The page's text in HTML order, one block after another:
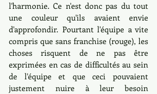
l'harmonie. Ce n'est donc pas du tout
une couleur qu'ils avaient envie
d'approfondir. Pourtant l'équipe a vite
compris que sans franchise (rouge), les
choses risquent de ne pas être
exprimées en cas de difficultés au sein
de l'équipe et que ceci pouvaient
justement nuire à leur besoin